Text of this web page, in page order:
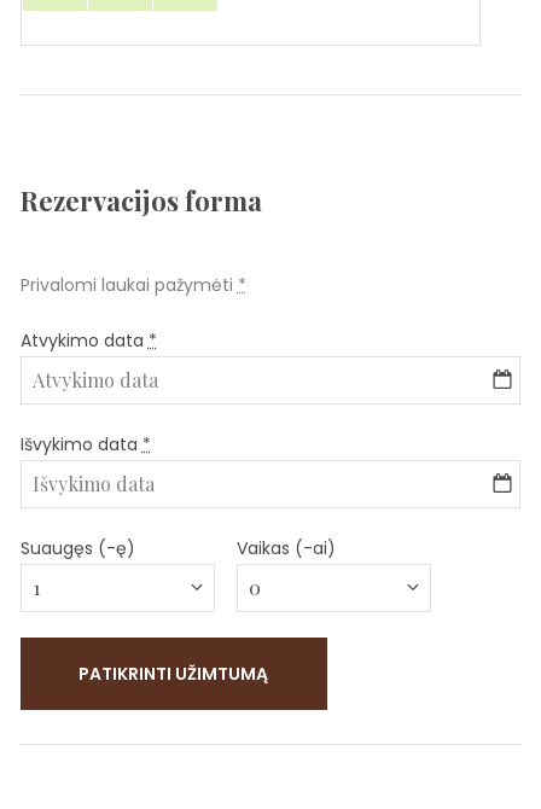
Rezervacijos forma
Privalomi laukai pažymėti *
Atvykimo data *
Išvykimo data *
Suaugęs (-ę) Vaikas (-ai)